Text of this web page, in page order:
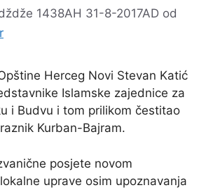
1438AH 31-8-2017AD od
Herceg Novi Stevan Katić
Islamske zajednice za
i Budvu i tom prilikom čestitao
Kurban-Bajram.
posjete novom
uprave osim upoznavanja